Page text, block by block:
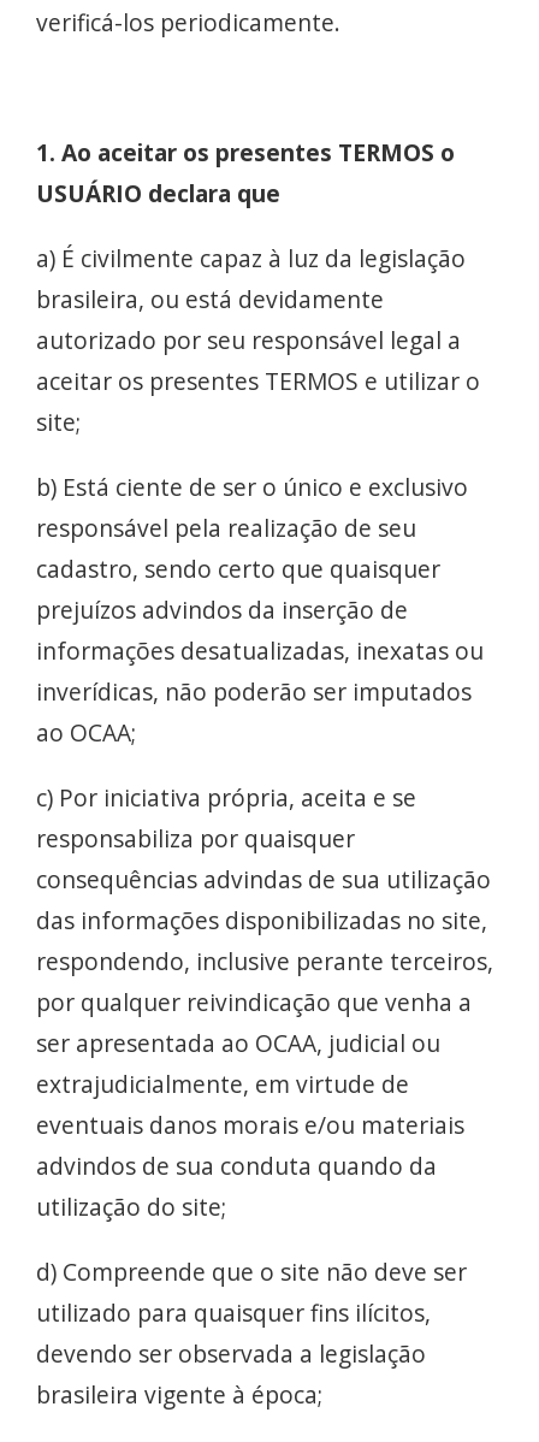
verificá-los periodicamente.
1. Ao aceitar os presentes TERMOS o
USUÁRIO declara que
a) É civilmente capaz à luz da legislação
brasileira, ou está devidamente
autorizado por seu responsável legal a
aceitar os presentes TERMOS e utilizar o
site;
b) Está ciente de ser o único e exclusivo
responsável pela realização de seu
cadastro, sendo certo que quaisquer
prejuízos advindos da inserção de
informações desatualizadas, inexatas ou
inverídicas, não poderão ser imputados
ao OCAA;
c) Por iniciativa própria, aceita e se
responsabiliza por quaisquer
consequências advindas de sua utilização
das informações disponibilizadas no site,
respondendo, inclusive perante terceiros,
por qualquer reivindicação que venha a
ser apresentada ao OCAA, judicial ou
extrajudicialmente, em virtude de
eventuais danos morais e/ou materiais
advindos de sua conduta quando da
utilização do site;
d) Compreende que o site não deve ser
utilizado para quaisquer fins ilícitos,
devendo ser observada a legislação
brasileira vigente à época;